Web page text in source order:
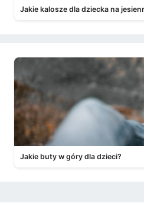
Jakie kalosze dla dziecka na
Jakie buty w góry dla dzieci?